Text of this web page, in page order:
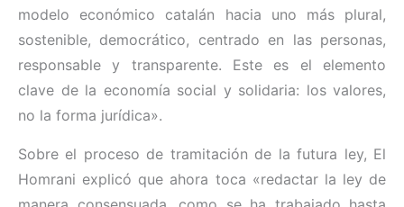
modelo económico catalán hacia uno más plural,
sostenible, democrático, centrado en las personas,
responsable y transparente. Este es el elemento
clave de la economía social y solidaria: los valores,
no la forma jurídica».
Sobre el proceso de tramitación de la futura ley, El
Homrani explicó que ahora toca «redactar la ley de